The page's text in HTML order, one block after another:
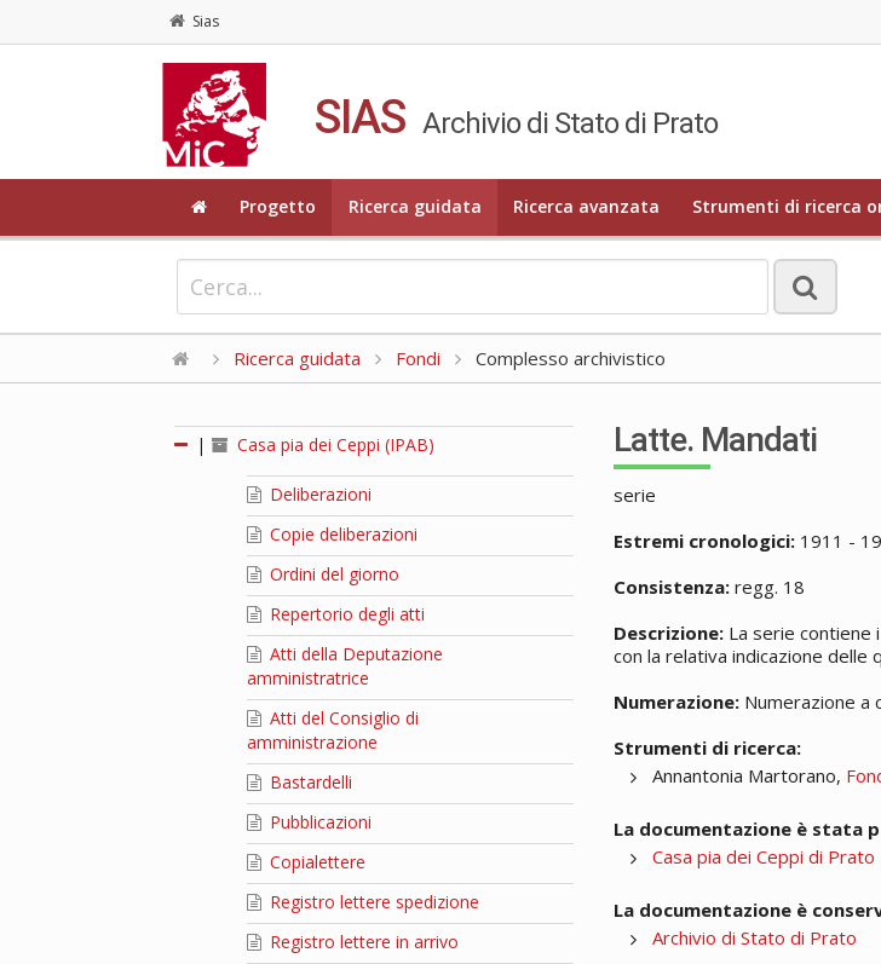
Sias
SIAS Archivio di Stato di Prato
Progetto Ricerca guidata Ricerca avanzata Strumenti di ricerca
Ricerca guidata Fondi Complesso archivistico
| Casa pia dei Ceppi (IPAB)
Deliberazioni
Copie deliberazioni
Ordini del giorno
Repertorio degli atti
Atti della Deputazione
amministratrice
Atti del Consiglio di
amministrazione
Bastardelli
Pubblicazioni
Copialettere
Registro lettere spedizione
Registro lettere in arrivo
Latte. Mandati
serie
Estremi cronologici: 1911 -
Consistenza: regg. 18
Descrizione: La serie contiene
con la relativa indicazione delle
Numerazione: Numerazione a
Strumenti di ricerca:
Annantonia Martorano,
La documentazione è stata
Casa pia dei Ceppi di Prato
La documentazione è
Archivio di Stato di Prato